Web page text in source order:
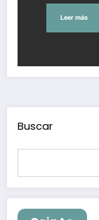
Leer más
Buscar